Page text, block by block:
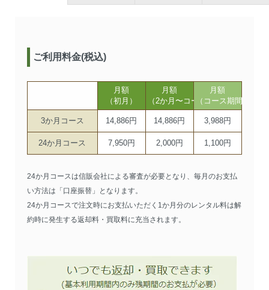
ご利用料金(税込)
月額
（初月）
月額
（2か月〜コース期間まで）
月額
（コース期間以降）
3か月コース 14,886円 14,886円 3,988円
24か月コース 7,950円 2,000円 1,100円
24か月コースは信販会社による審査が必要となり、毎月のお支払
い方法は「口座振替」となります。
24か月コースで注文時にお支払いただく1か月分のレンタル料は解
約時に発生する返却料・買取料に充当されます。